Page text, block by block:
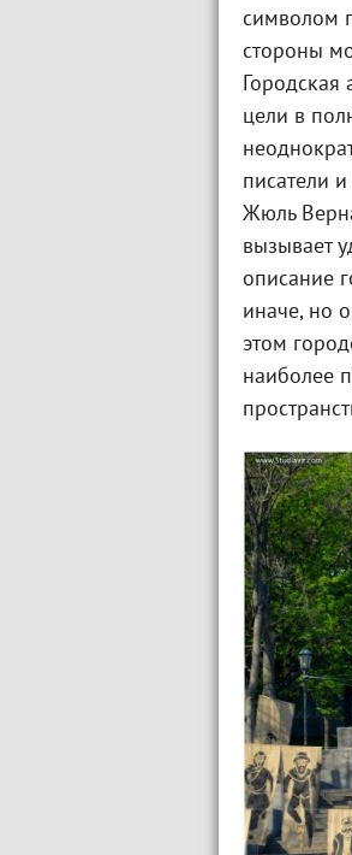
символом
стороны
цели в
писатели
Жюль
вызывает
описание
иначе, но
этом
наиболее